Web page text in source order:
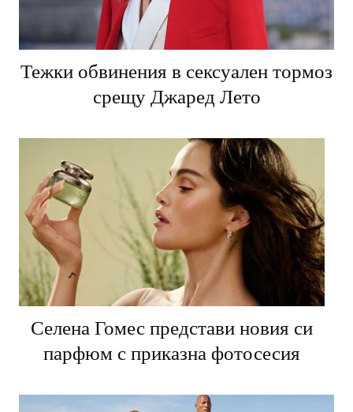
Тежки обвинения в сексуален тормоз
срещу Джаред Лето
Селена Гомес представи новия си
парфюм с приказна фотосесия